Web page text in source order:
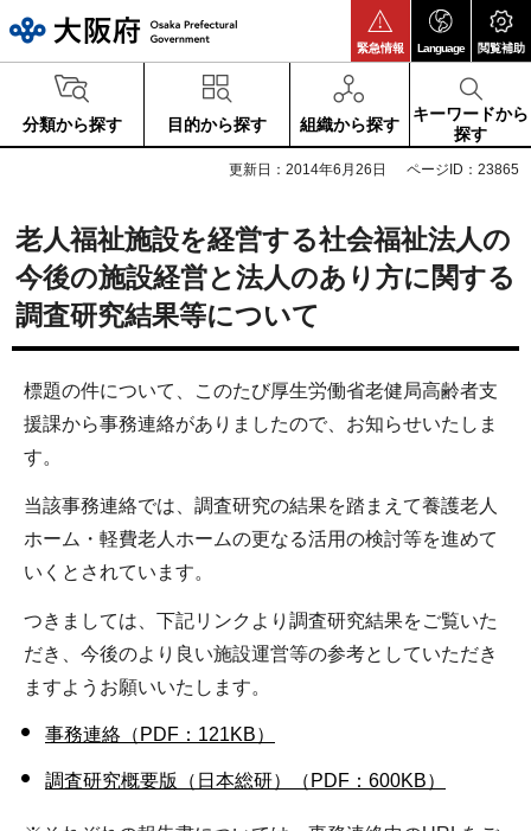
緊急情報 Language 閲覧補助
分類から探す 目的から探す 組織から探す
キーワードから
探す
更新日：2014年6月26日 ページID：23865
老人福祉施設を経営する社会福祉法人の
今後の施設経営と法人のあり方に関する
調査研究結果等について
標題の件について、このたび厚生労働省老健局高齢者支
援課から事務連絡がありましたので、お知らせいたしま
す。
当該事務連絡では、調査研究の結果を踏まえて養護老人
ホーム・軽費老人ホームの更なる活用の検討等を進めて
いくとされています。
つきましては、下記リンクより調査研究結果をご覧いた
だき、今後のより良い施設運営等の参考としていただき
ますようお願いいたします。
事務連絡（PDF：121KB）
調査研究概要版（日本総研）（PDF：600KB）